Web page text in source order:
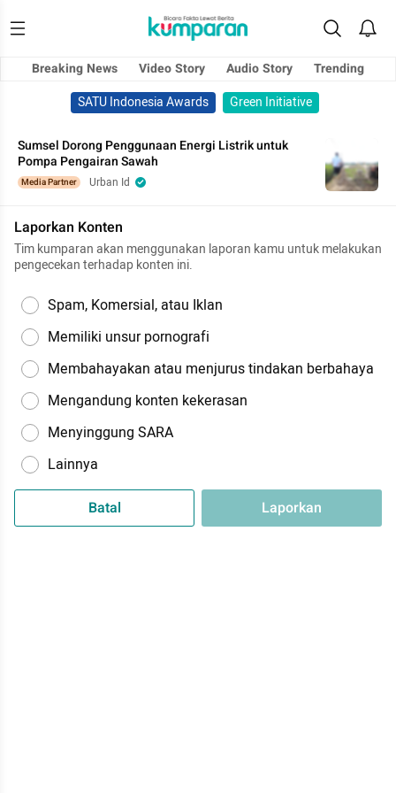
Breaking News Video Story Audio Story
Trending
SATU Indonesia Awards
Green Initiative
Sumsel Dorong Penggunaan Energi Listrik untuk
Pompa Pengairan Sawah
Media Partner Urban Id
Laporkan Konten
Tim kumparan akan menggunakan laporan kamu untuk melakukan
pengecekan terhadap konten ini.
Spam, Komersial, atau Iklan
Memiliki unsur pornografi
Membahayakan atau menjurus tindakan berbahaya
Mengandung konten kekerasan
Menyinggung SARA
Lainnya
Batal Laporkan